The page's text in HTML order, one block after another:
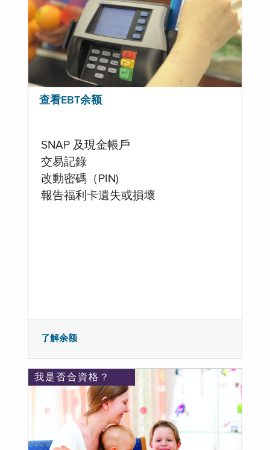
查看EBT余额
SNAP 及現金帳戶
交易記錄
改動密碼（PIN)
報告福利卡遺失或損壞
了解余额
我是否合資格？